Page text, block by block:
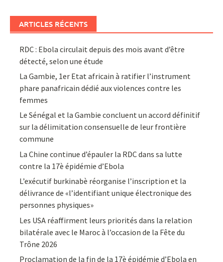
ARTICLES RÉCENTS
RDC : Ebola circulait depuis des mois avant d’être
détecté, selon une étude
La Gambie, 1er Etat africain à ratifier l’instrument
phare panafricain dédié aux violences contre les
femmes
Le Sénégal et la Gambie concluent un accord définitif
sur la délimitation consensuelle de leur frontière
commune
La Chine continue d’épauler la RDC dans sa lutte
contre la 17è épidémie d’Ebola
L’exécutif burkinabè réorganise l’inscription et la
délivrance de «l’identifiant unique électronique des
personnes physiques»
Les USA réaffirment leurs priorités dans la relation
bilatérale avec le Maroc à l’occasion de la Fête du
Trône 2026
Proclamation de la fin de la 17è épidémie d’Ebola en